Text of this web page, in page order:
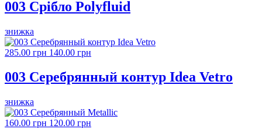
003 Срібло Polyfluid
знижка
285.00 грн 140.00 грн
003 Серебрянный контур Idea Vetro
знижка
160.00 грн 120.00 грн